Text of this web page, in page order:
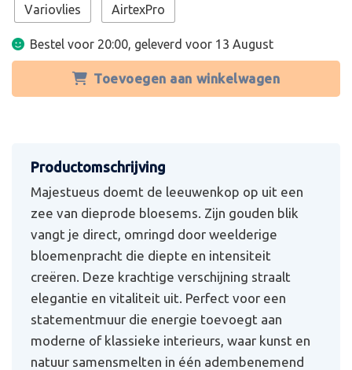
Variovlies AirtexPro
Bestel voor 20:00, geleverd voor 13 August
Toevoegen aan winkelwagen
Majestueus doemt de leeuwenkop op uit een
zee van dieprode bloesems. Zijn gouden blik
vangt je direct, omringd door weelderige
bloemenpracht die diepte en intensiteit
creëren. Deze krachtige verschijning straalt
elegantie en vitaliteit uit. Perfect voor een
statementmuur die energie toevoegt aan
moderne of klassieke interieurs, waar kunst en
natuur samensmelten in één adembenemend